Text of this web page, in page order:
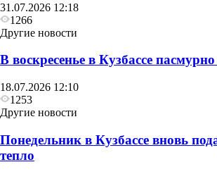
31.07.2026 12:18
1266
Другие новости
В воскресенье в Кузбассе
18.07.2026 12:10
1253
Другие новости
Понедельник в Кузбассе вновь
тепло